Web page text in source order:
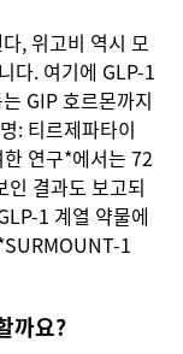
, 위고비 역시 모
다. 여기에 GLP-1
GIP 호르몬까지
: 티르제파타이
연구*에서는 72
결과도 보고되
1 계열 약물에
1
까요?